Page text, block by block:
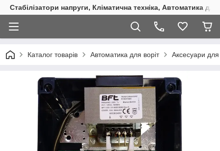
Стабілізатори напруги, Кліматична техніка, Автоматика
Каталог товарів Автоматика для воріт Аксесуари